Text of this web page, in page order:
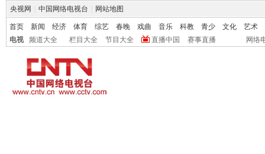
央视网 中国网络电视台 网站地图
首页 新闻 经济 体育 综艺 春晚 戏曲 音乐 科教 青少 文化
艺术
电视
频道大全 栏目大全 节目大全 直播中国 赛事直播 网络